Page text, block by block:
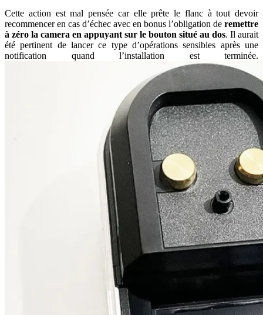
Cette action est mal pensée car elle prête le flanc à tout devoir
recommencer en cas d’échec avec en bonus l’obligation de remettre
à zéro la camera en appuyant sur le bouton situé au dos. Il aurait
été pertinent de lancer ce type d’opérations sensibles après une
notification quand l’installation est terminée.